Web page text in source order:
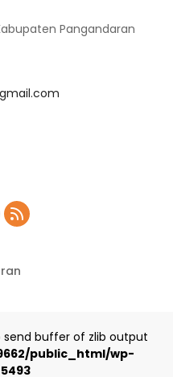
Pangandaran
buffer of zlib output
public_html/wp-
5493